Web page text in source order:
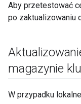
Aby przetestować
po zaktualizowaniu
magazynie
W przypadku